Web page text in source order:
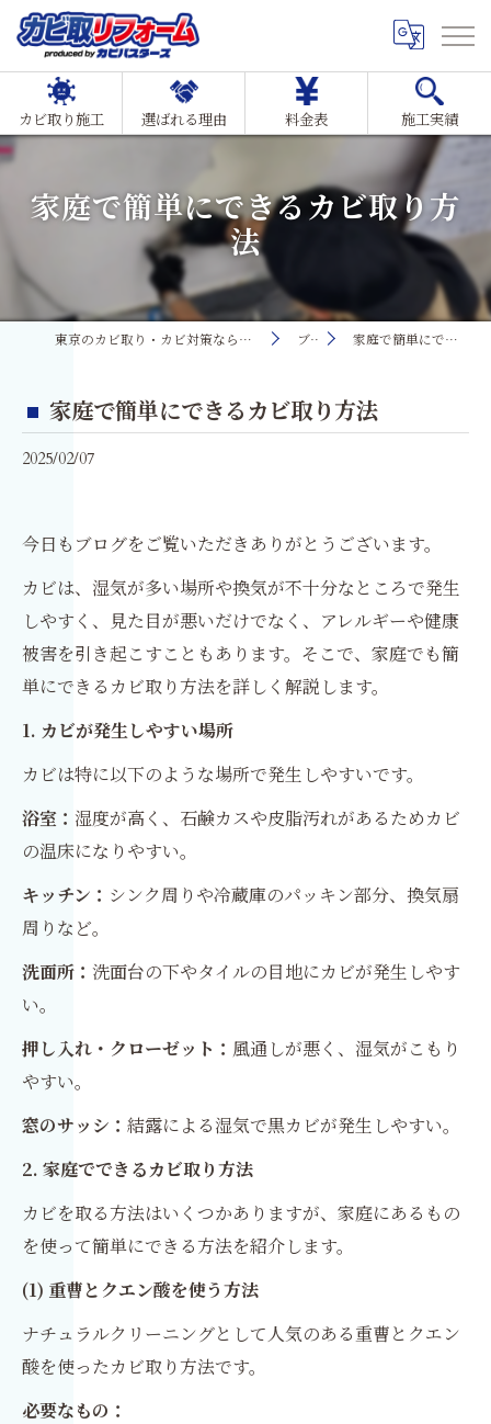
カビ取り施工 選ばれる理由 料金表 施工実績
家庭で簡単にできるカビ取り方
法
東京のカビ取り・カビ対策ならMIST工法®カビ取リフォーム ブログ 家庭で簡単にできるカビ取り方法
家庭で簡単にできるカビ取り方法
2025/02/07
今日もブログをご覧いただきありがとうございます。
カビは、湿気が多い場所や換気が不十分なところで発生
しやすく、見た目が悪いだけでなく、アレルギーや健康
被害を引き起こすこともあります。そこで、家庭でも簡
単にできるカビ取り方法を詳しく解説します。
1. カビが発生しやすい場所
カビは特に以下のような場所で発生しやすいです。
浴室： 湿度が高く、石鹸カスや皮脂汚れがあるためカビ
の温床になりやすい。
キッチン： シンク周りや冷蔵庫のパッキン部分、換気扇
周りなど。
洗面所： 洗面台の下やタイルの目地にカビが発生しやす
い。
押し入れ・クローゼット： 風通しが悪く、湿気がこもり
やすい。
窓のサッシ： 結露による湿気で黒カビが発生しやすい。
2. 家庭でできるカビ取り方法
カビを取る方法はいくつかありますが、家庭にあるもの
を使って簡単にできる方法を紹介します。
(1) 重曹とクエン酸を使う方法
ナチュラルクリーニングとして人気のある重曹とクエン
酸を使ったカビ取り方法です。
必要なもの：